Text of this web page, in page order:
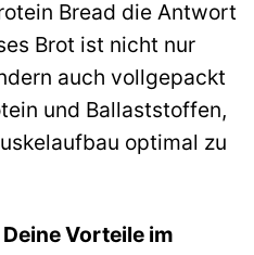
Bread die Antwort
Brot ist nicht nur
auch vollgepackt
und Ballaststoffen,
optimal zu
Vorteile im